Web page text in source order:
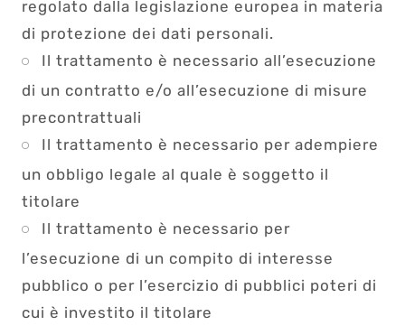
regolato dalla legislazione europea in materia
di protezione dei dati personali.
Il trattamento è necessario all’esecuzione
di un contratto e/o all’esecuzione di misure
precontrattuali
Il trattamento è necessario per adempiere
un obbligo legale al quale è soggetto il
titolare
Il trattamento è necessario per
l’esecuzione di un compito di interesse
pubblico o per l’esercizio di pubblici poteri di
cui è investito il titolare